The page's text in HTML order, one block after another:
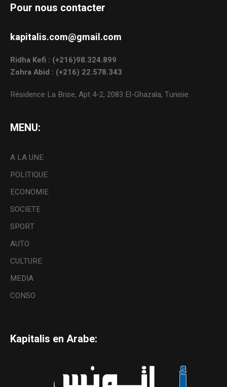
Pour nous contacter
kapitalis.com@gmail.com
Ridha Kefi : (+216)98.324.899
Zohra Abid : (+216) 22.578.343
Résidence La Brise, Apt 4-2, 2083 El-Ghazala, Tunisie.
MENU:
A LA UNE
POLITIQUE
ECONOMIE
SOCIETE
SPORT
AUTO
CULTURE
MEDIA
CONSO
Kapitalis en Arabe: